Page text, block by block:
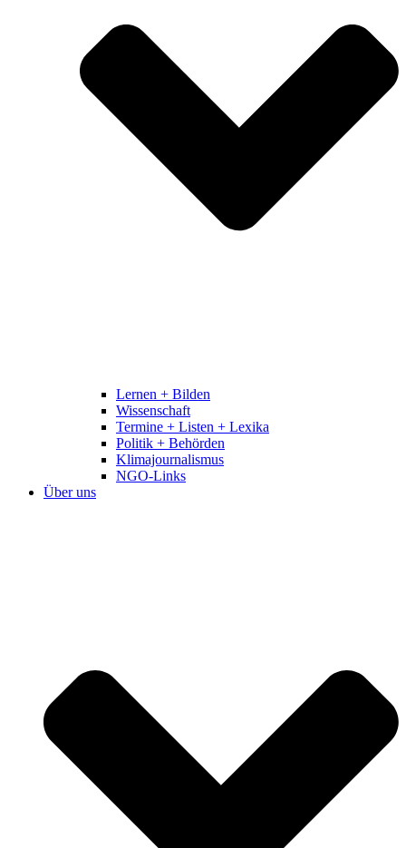
Lernen + Bilden
Wissenschaft
Termine + Listen + Lexika
Politik + Behörden
Klimajournalismus
NGO-Links
Über uns